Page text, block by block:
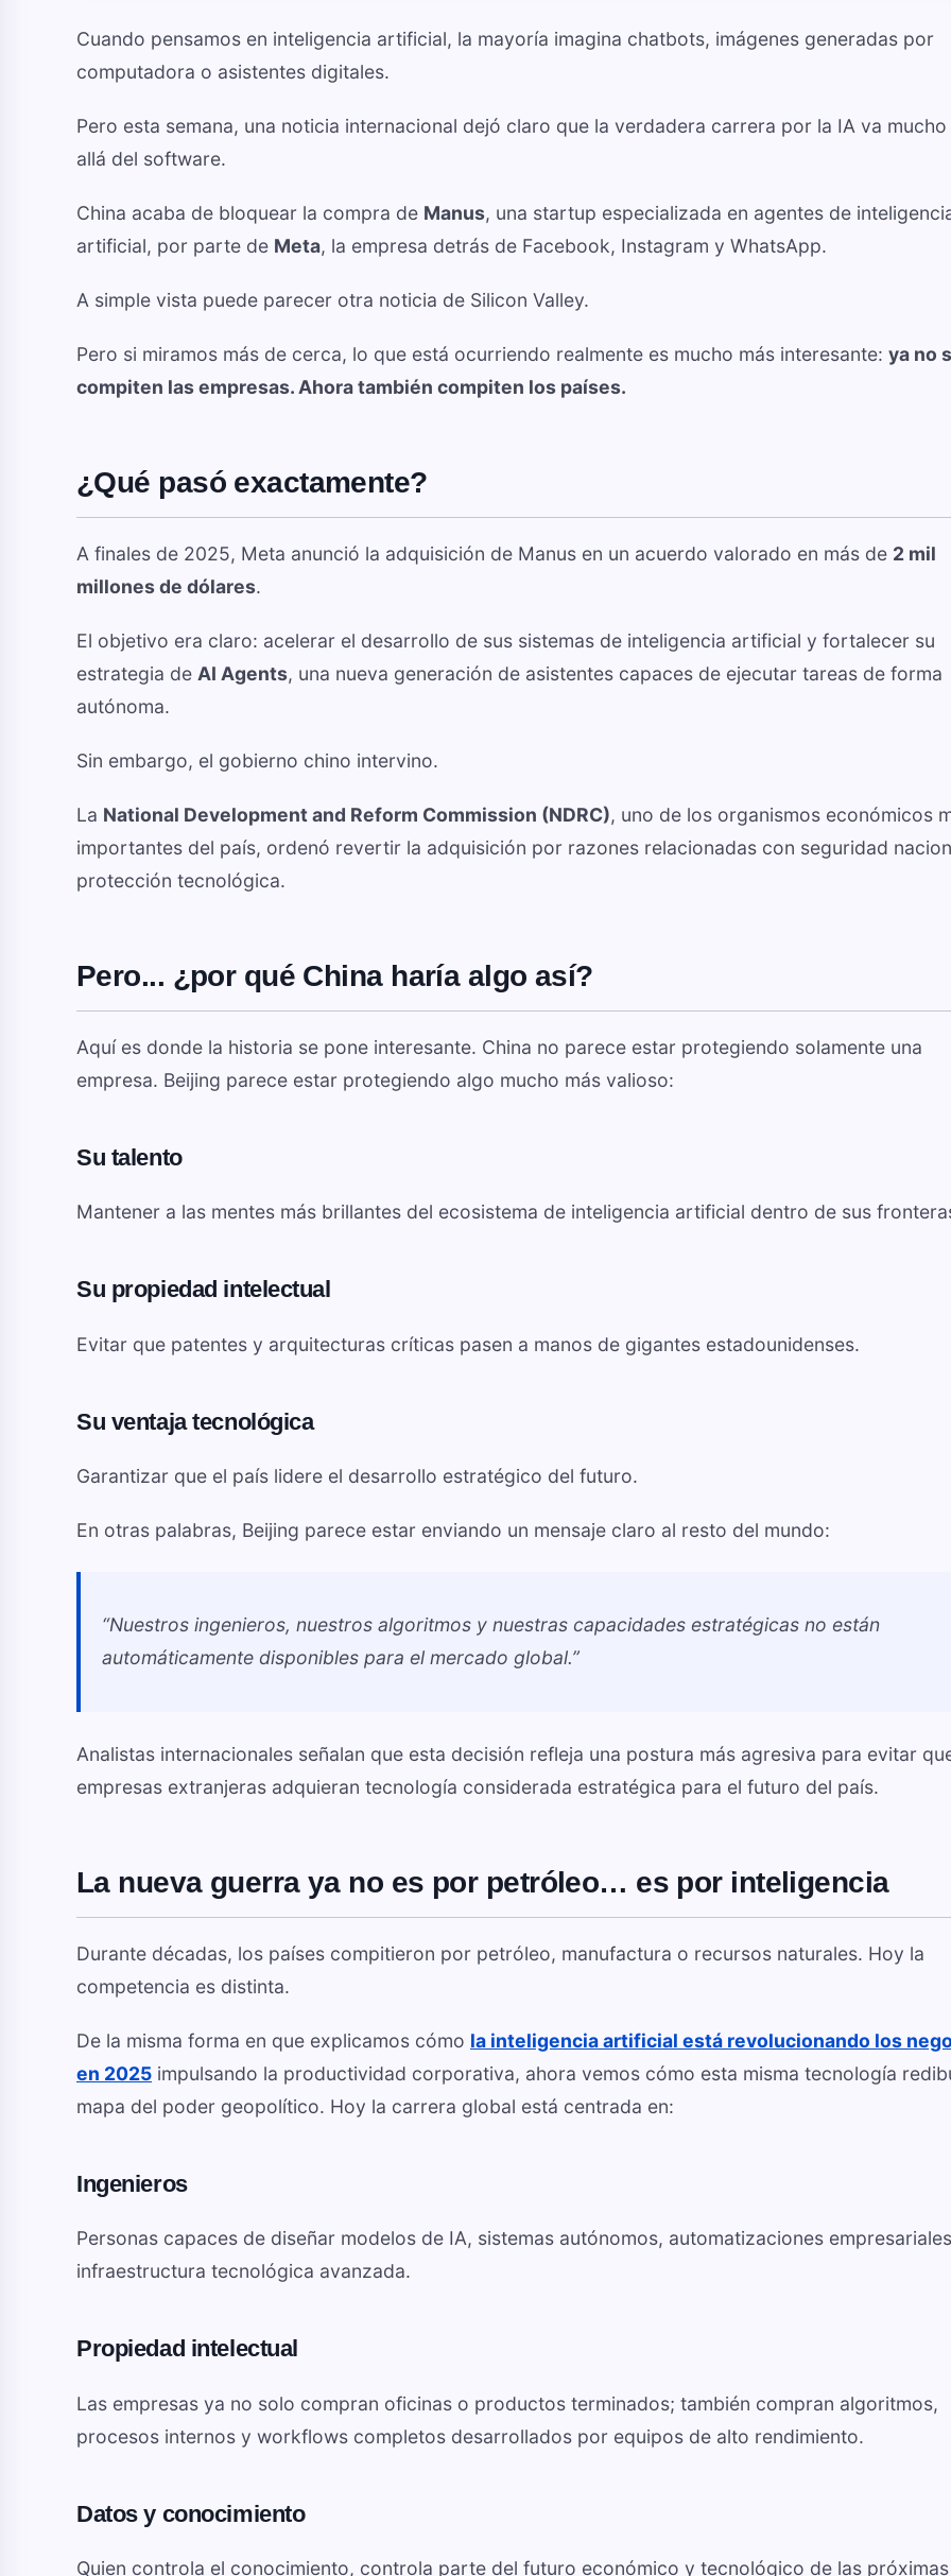
Cuando pensamos en inteligencia artificial, la mayoría imagina chatbots, imágenes generadas por
computadora o asistentes digitales.
Pero esta semana, una noticia internacional dejó claro que la verdadera carrera por la IA va mucho
allá del software.
China acaba de bloquear la compra de Manus, una startup especializada en agentes de
artificial, por parte de Meta, la empresa detrás de Facebook, Instagram y WhatsApp.
A simple vista puede parecer otra noticia de Silicon Valley.
Pero si miramos más de cerca, lo que está ocurriendo realmente es mucho más interesante: ya no
compiten las empresas. Ahora también compiten los países.
¿Qué pasó exactamente?
A finales de 2025, Meta anunció la adquisición de Manus en un acuerdo valorado en más de 2 mil
millones de dólares.
El objetivo era claro: acelerar el desarrollo de sus sistemas de inteligencia artificial y fortalecer su
estrategia de AI Agents, una nueva generación de asistentes capaces de ejecutar tareas de forma
autónoma.
Sin embargo, el gobierno chino intervino.
La National Development and Reform Commission (NDRC), uno de los organismos económicos
importantes del país, ordenó revertir la adquisición por razones relacionadas con seguridad
protección tecnológica.
Pero... ¿por qué China haría algo así?
Aquí es donde la historia se pone interesante. China no parece estar protegiendo solamente una
empresa. Beijing parece estar protegiendo algo mucho más valioso:
Su talento
Mantener a las mentes más brillantes del ecosistema de inteligencia artificial dentro de sus
Su propiedad intelectual
Evitar que patentes y arquitecturas críticas pasen a manos de gigantes estadounidenses.
Su ventaja tecnológica
Garantizar que el país lidere el desarrollo estratégico del futuro.
En otras palabras, Beijing parece estar enviando un mensaje claro al resto del mundo:
“Nuestros ingenieros, nuestros algoritmos y nuestras capacidades estratégicas no están
automáticamente disponibles para el mercado global.”
Analistas internacionales señalan que esta decisión refleja una postura más agresiva para evitar
empresas extranjeras adquieran tecnología considerada estratégica para el futuro del país.
La nueva guerra ya no es por petróleo… es por inteligencia
Durante décadas, los países compitieron por petróleo, manufactura o recursos naturales. Hoy la
competencia es distinta.
De la misma forma en que explicamos cómo la inteligencia artificial está revolucionando los
en 2025 impulsando la productividad corporativa, ahora vemos cómo esta misma tecnología
mapa del poder geopolítico. Hoy la carrera global está centrada en:
Ingenieros
Personas capaces de diseñar modelos de IA, sistemas autónomos, automatizaciones
infraestructura tecnológica avanzada.
Propiedad intelectual
Las empresas ya no solo compran oficinas o productos terminados; también compran algoritmos,
procesos internos y workflows completos desarrollados por equipos de alto rendimiento.
Datos y conocimiento
Quien controla el conocimiento, controla parte del futuro económico y tecnológico de las próximas